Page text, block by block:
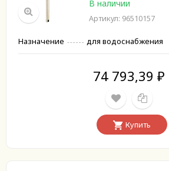
В наличии
Артикул: 96510157
Назначение для водоснабжения
74 793,39 ₽
Купить